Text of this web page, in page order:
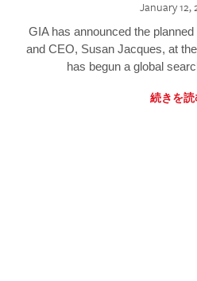
January 12,
GIA has announced the
and CEO, Susan Jacques, at
has begun a global
続きを